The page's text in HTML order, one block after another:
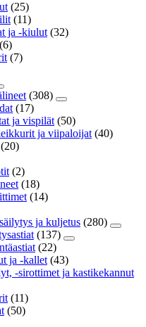
(25)
(11)
ja -kiulut (32)
(6)
(7)
(308)
(17)
ja vispilät (50)
ja viipaloijat (40)
(20)
(2)
(18)
(14)
ja kuljetus (280)
(137)
(22)
ja -kallet (43)
-sirottimet ja kastikekannut
(11)
(50)